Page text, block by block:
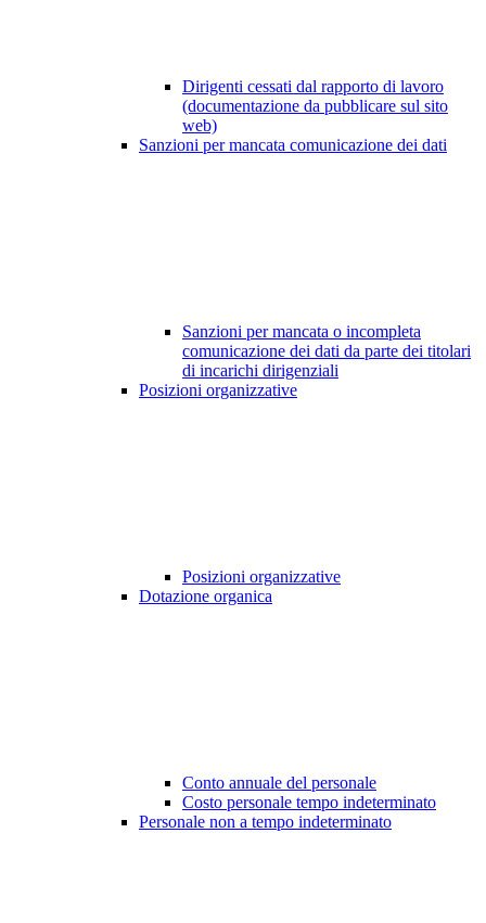
Dirigenti cessati dal rapporto di lavoro
(documentazione da pubblicare sul sito
web)
Sanzioni per mancata comunicazione dei dati
Sanzioni per mancata o incompleta
comunicazione dei dati da parte dei titolari
di incarichi dirigenziali
Posizioni organizzative
Posizioni organizzative
Dotazione organica
Conto annuale del personale
Costo personale tempo indeterminato
Personale non a tempo indeterminato